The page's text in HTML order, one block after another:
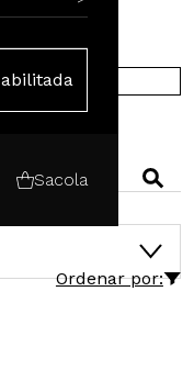
Sacola
Ordenar por: